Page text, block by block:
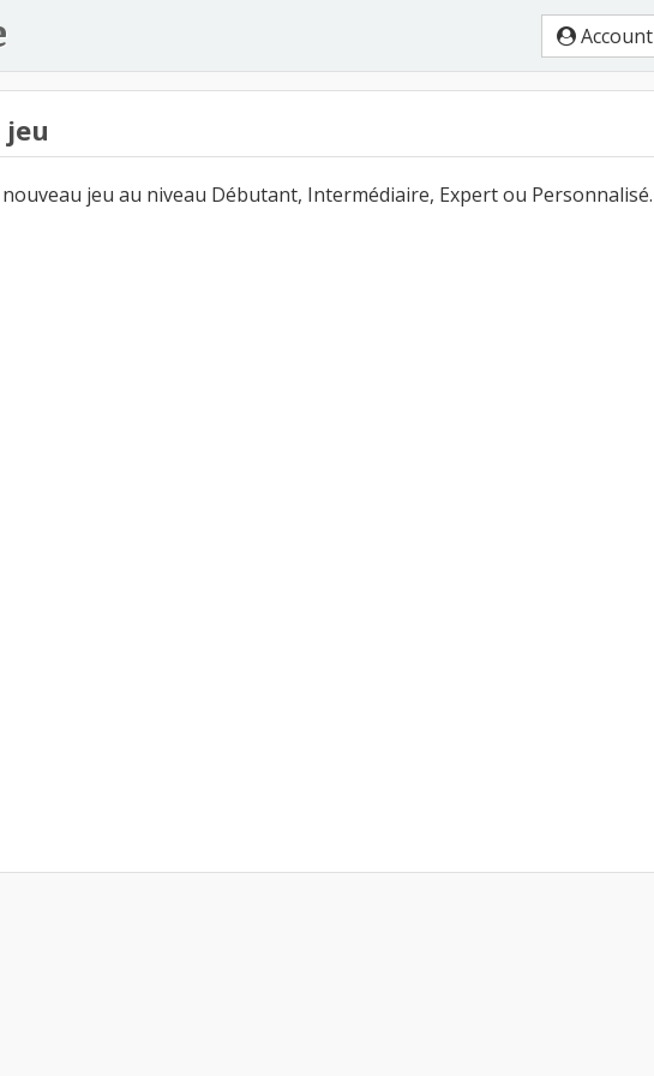
Account
jeu
jeu au niveau Débutant, Intermédiaire, Expert ou Personnalisé.